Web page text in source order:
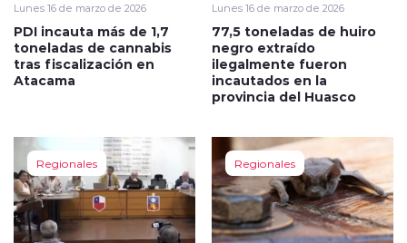
Lunes 16 de marzo de 2026
PDI incauta más de 1,7
toneladas de cannabis
tras fiscalización en
Atacama
Lunes 16 de marzo de 2026
77,5 toneladas de huiro
negro extraído
ilegalmente fueron
incautados en la
provincia del Huasco
Regionales Regionales